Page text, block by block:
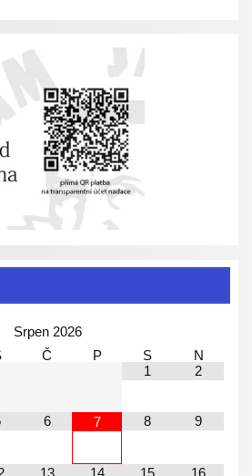
Srpen 2026
Č P S
N
1
2
6 7 8 9